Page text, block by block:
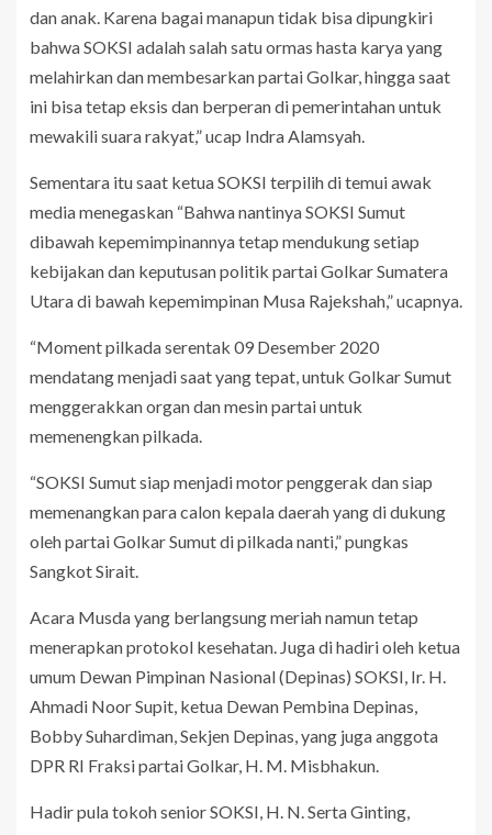
dan anak. Karena bagai manapun tidak bisa dipungkiri
bahwa SOKSI adalah salah satu ormas hasta karya yang
melahirkan dan membesarkan partai Golkar, hingga saat
ini bisa tetap eksis dan berperan di pemerintahan untuk
mewakili suara rakyat,” ucap Indra Alamsyah.
Sementara itu saat ketua SOKSI terpilih di temui awak
media menegaskan “Bahwa nantinya SOKSI Sumut
dibawah kepemimpinannya tetap mendukung setiap
kebijakan dan keputusan politik partai Golkar Sumatera
Utara di bawah kepemimpinan Musa Rajekshah,” ucapnya.
“Moment pilkada serentak 09 Desember 2020
mendatang menjadi saat yang tepat, untuk Golkar Sumut
menggerakkan organ dan mesin partai untuk
memenengkan pilkada.
“SOKSI Sumut siap menjadi motor penggerak dan siap
memenangkan para calon kepala daerah yang di dukung
oleh partai Golkar Sumut di pilkada nanti,” pungkas
Sangkot Sirait.
Acara Musda yang berlangsung meriah namun tetap
menerapkan protokol kesehatan. Juga di hadiri oleh ketua
umum Dewan Pimpinan Nasional (Depinas) SOKSI, Ir. H.
Ahmadi Noor Supit, ketua Dewan Pembina Depinas,
Bobby Suhardiman, Sekjen Depinas, yang juga anggota
DPR RI Fraksi partai Golkar, H. M. Misbhakun.
Hadir pula tokoh senior SOKSI, H. N. Serta Ginting,